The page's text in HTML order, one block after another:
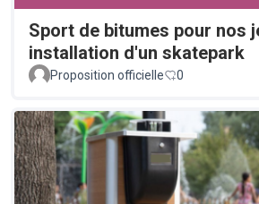
Sport de bitumes pour nos
installation d'un skatepark
Proposition officielle 0